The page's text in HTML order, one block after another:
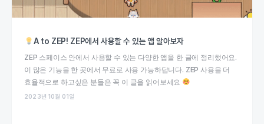
A to ZEP! ZEP에서 사용할 수 있는 앱 알아보자
ZEP 스페이스 안에서 사용할 수 있는 다양한 앱을 한 글에 정리했어요.
이 많은 기능을 한 곳에서 무료로 사용 가능하답니다. ZEP 사용을 더
효율적으로 하고싶은 분들은 꼭 이 글을 읽어보세요
2023년 10월 01일